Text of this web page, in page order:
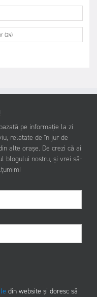
(24)
pe informație la zi
relatate de în jur de
alte orașe. De crezi că ai
blogului nostru, și vrei să-
din website și doresc să